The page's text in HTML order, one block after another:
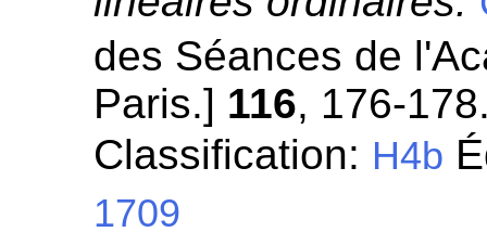
des Séances de
Paris.] 116, 176-
Classification: H4b
1709